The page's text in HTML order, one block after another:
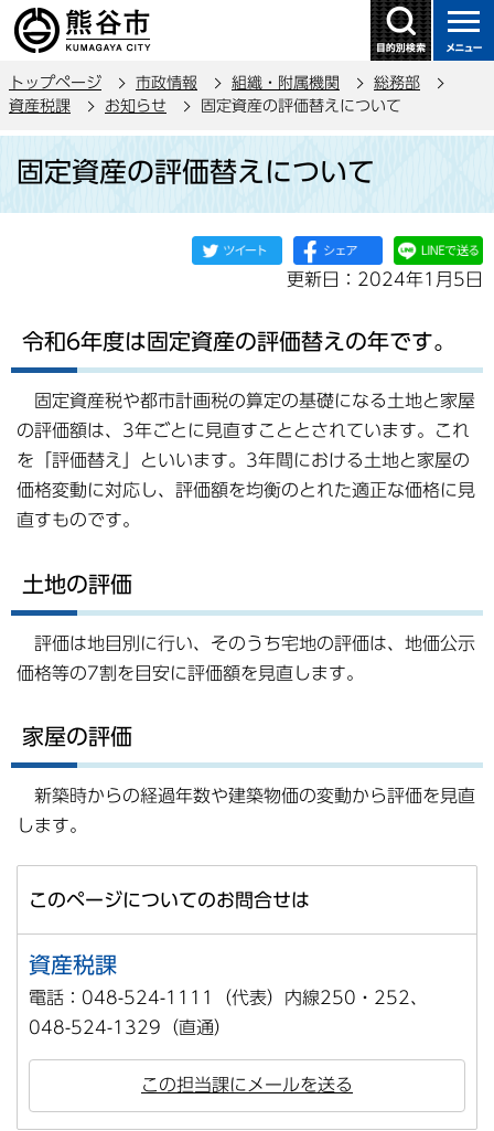
の
ー
トップページ 市政情報 組織・附属機関
総務部
資産税課
お知らせ 固定資産の評価替えについて
固定資産の評価替えについて
更新日：2024年1月5日
令和6年度は固定資産の評価替えの年です。
固定資産税や都市計画税の算定の基礎になる土地と家屋
の評価額は、3年ごとに見直すこととされています。これ
を「評価替え」といいます。3年間における土地と家屋の
価格変動に対応し、評価額を均衡のとれた適正な価格に見
直すものです。
土地の評価
評価は地目別に行い、そのうち宅地の評価は、地価公示
価格等の7割を目安に評価額を見直します。
家屋の評価
新築時からの経過年数や建築物価の変動から評価を見直
します。
このページについてのお問合せは
資産税課
電話：048-524-1111（代表）内線250・252、
048-524-1329（直通）
この担当課にメールを送る